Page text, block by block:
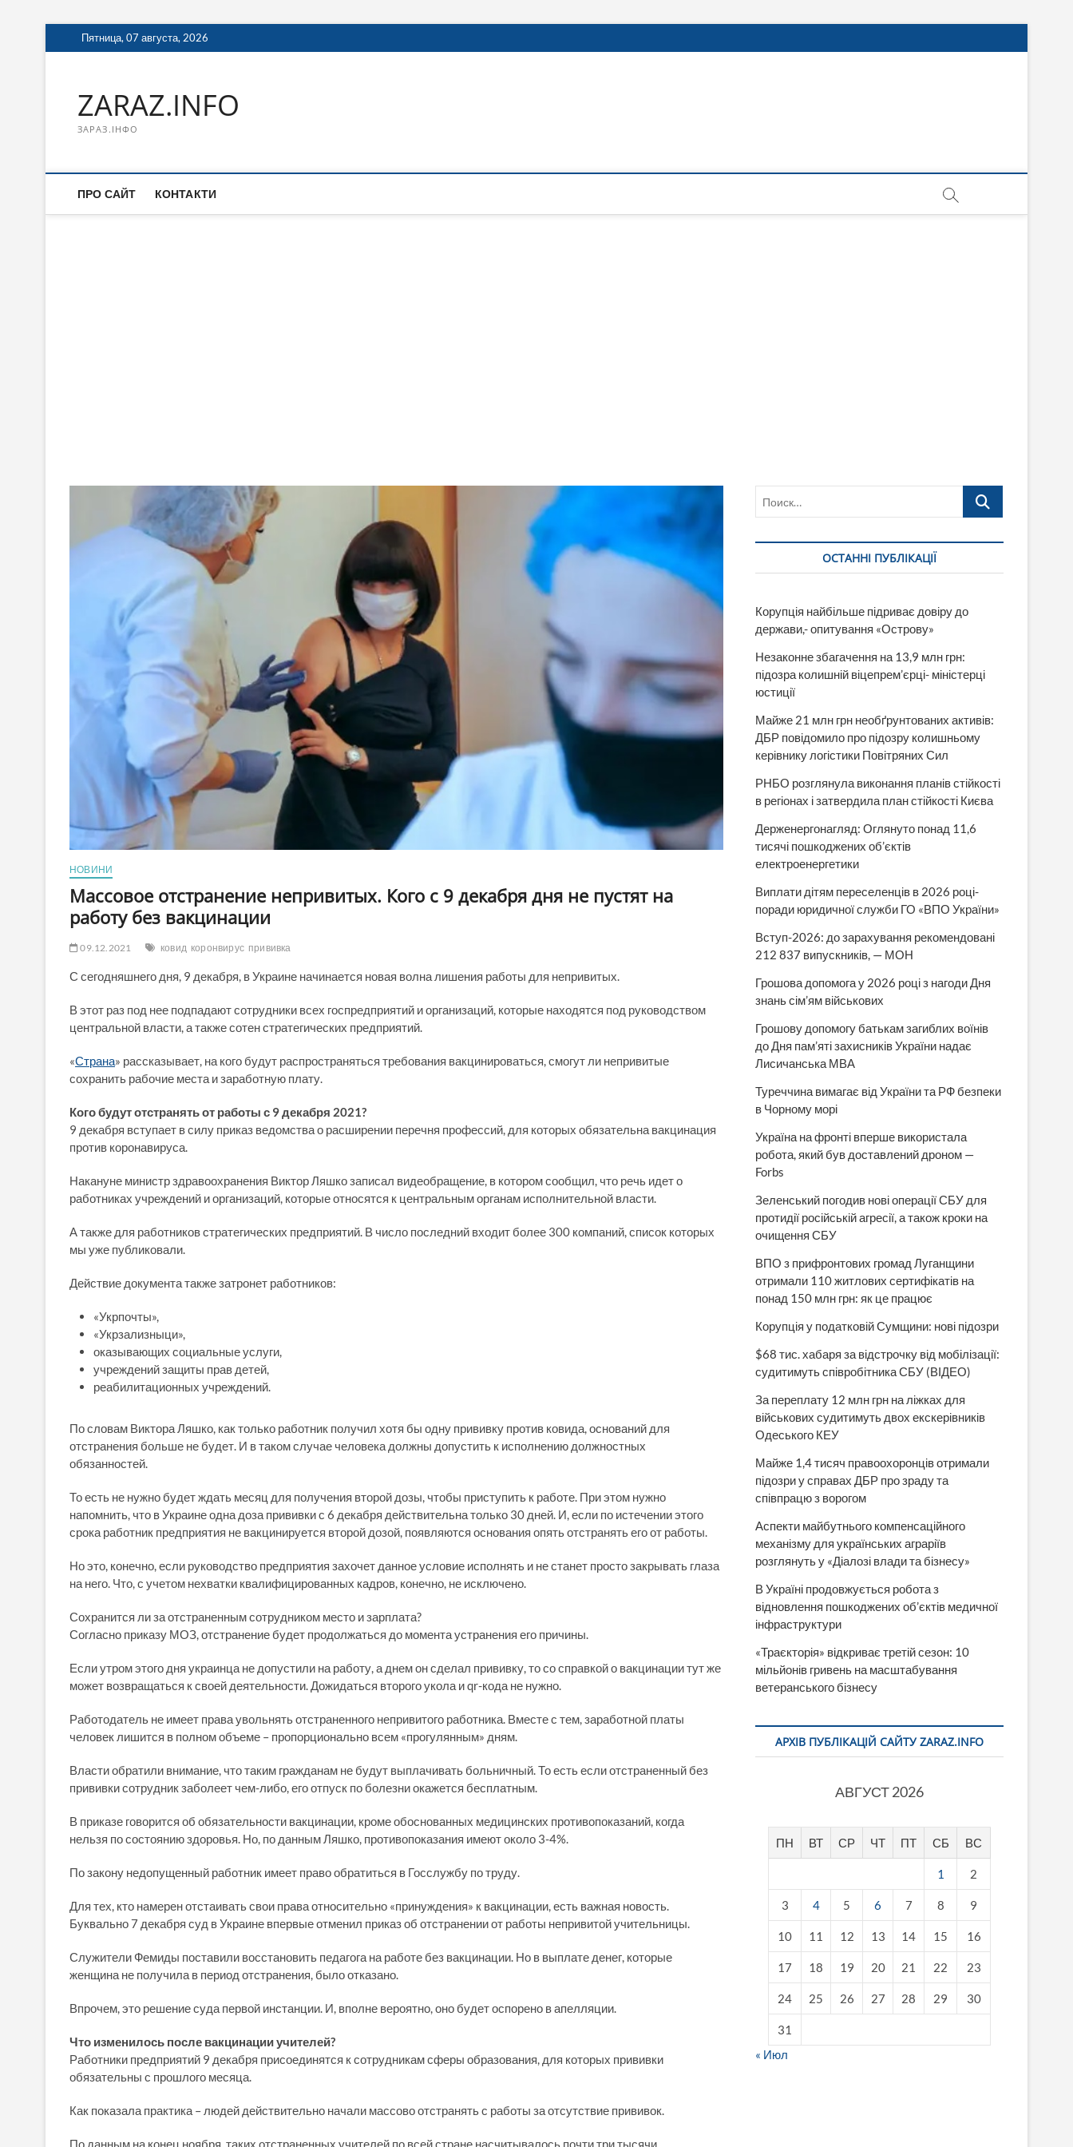
Перейти
к
Пятница, 07 августа, 2026
ZARAZ.INFO
ЗАРАЗ.ІНФО
ПРО САЙТ КОНТАКТИ
НОВИНИ
Массовое отстранение непривитых. Кого с 9 декабря дня не пустят на
работу без вакцинации
09.12.2021 ковид коронвирус прививка
С сегодняшнего дня, 9 декабря, в Украине начинается новая волна лишения работы для непривитых.
В этот раз под нее подпадают сотрудники всех госпредприятий и организаций, которые находятся под руководством
центральной власти, а также сотен стратегических предприятий.
«Страна» рассказывает, на кого будут распространяться требования вакцинироваться, смогут ли непривитые
сохранить рабочие места и заработную плату.
Кого будут отстранять от работы с 9 декабря 2021?
9 декабря вступает в силу приказ ведомства о расширении перечня профессий, для которых обязательна вакцинация
против коронавируса.
Накануне министр здравоохранения Виктор Ляшко записал видеобращение, в котором сообщил, что речь идет о
работниках учреждений и организаций, которые относятся к центральным органам исполнительной власти.
А также для работников стратегических предприятий. В число последний входит более 300 компаний, список которых
мы уже публиковали.
Действие документа также затронет работников:
«Укрпочты»,
«Укрзализныци»,
оказывающих социальные услуги,
учреждений защиты прав детей,
реабилитационных учреждений.
По словам Виктора Ляшко, как только работник получил хотя бы одну прививку против ковида, оснований для
отстранения больше не будет. И в таком случае человека должны допустить к исполнению должностных
обязанностей.
То есть не нужно будет ждать месяц для получения второй дозы, чтобы приступить к работе. При этом нужно
напомнить, что в Украине одна доза прививки с 6 декабря действительна только 30 дней. И, если по истечении этого
срока работник предприятия не вакцинируется второй дозой, появляются основания опять отстранять его от работы.
Но это, конечно, если руководство предприятия захочет данное условие исполнять и не станет просто закрывать глаза
на него. Что, с учетом нехватки квалифицированных кадров, конечно, не исключено.
Сохранится ли за отстраненным сотрудником место и зарплата?
Согласно приказу МОЗ, отстранение будет продолжаться до момента устранения его причины.
Если утром этого дня украинца не допустили на работу, а днем он сделал прививку, то со справкой о вакцинации тут же
может возвращаться к своей деятельности. Дожидаться второго укола и qr-кода не нужно.
Работодатель не имеет права увольнять отстраненного непривитого работника. Вместе с тем, заработной платы
человек лишится в полном объеме – пропорционально всем «прогулянным» дням.
Власти обратили внимание, что таким гражданам не будут выплачивать больничный. То есть если отстраненный без
прививки сотрудник заболеет чем-либо, его отпуск по болезни окажется бесплатным.
В приказе говорится об обязательности вакцинации, кроме обоснованных медицинских противопоказаний, когда
нельзя по состоянию здоровья. Но, по данным Ляшко, противопоказания имеют около 3-4%.
По закону недопущенный работник имеет право обратиться в Госслужбу по труду.
Для тех, кто намерен отстаивать свои права относительно «принуждения» к вакцинации, есть важная новость.
Буквально 7 декабря суд в Украине впервые отменил приказ об отстранении от работы непривитой учительницы.
Служители Фемиды поставили восстановить педагога на работе без вакцинации. Но в выплате денег, которые
женщина не получила в период отстранения, было отказано.
Впрочем, это решение суда первой инстанции. И, вполне вероятно, оно будет оспорено в апелляции.
Что изменилось после вакцинации учителей?
Работники предприятий 9 декабря присоединятся к сотрудникам сферы образования, для которых прививки
обязательны с прошлого месяца.
Как показала практика – людей действительно начали массово отстранять с работы за отсутствие прививок.
Поиск…
ОСТАННІ ПУБЛІКАЦІЇ
Корупція найбільше підриває довіру до
держави,- опитування «Острову»
Незаконне збагачення на 13,9 млн грн:
підозра колишній віцепрем’єрці- міністерці
юстиції
Майже 21 млн грн необґрунтованих активів:
ДБР повідомило про підозру колишньому
керівнику логістики Повітряних Сил
РНБО розглянула виконання планів стійкості
в регіонах і затвердила план стійкості Києва
Держенергонагляд: Оглянуто понад 11,6
тисячі пошкоджених об’єктів
електроенергетики
Виплати дітям переселенців в 2026 році-
поради юридичної служби ГО «ВПО України»
Вступ-2026: до зарахування рекомендовані
212 837 випускників, — МОН
Грошова допомога у 2026 році з нагоди Дня
знань сім’ям військових
Грошову допомогу батькам загиблих воїнів
до Дня пам’яті захисників України надає
Лисичанська МВА
Туреччина вимагає від України та РФ безпеки
в Чорному морі
Україна на фронті вперше використала
робота, який був доставлений дроном —
Forbs
Зеленський погодив нові операції СБУ для
протидії російській агресії, а також кроки на
очищення СБУ
ВПО з прифронтових громад Луганщини
отримали 110 житлових сертифікатів на
понад 150 млн грн: як це працює
Корупція у податковій Сумщини: нові підозри
$68 тис. хабаря за відстрочку від мобілізації:
судитимуть співробітника СБУ (ВІДЕО)
За переплату 12 млн грн на ліжках для
військових судитимуть двох екскерівників
Одеського КЕУ
Майже 1,4 тисяч правоохоронців отримали
підозри у справах ДБР про зраду та
співпрацю з ворогом
Аспекти майбутнього компенсаційного
механізму для українських аграріїв
розглянуть у «Діалозі влади та бізнесу»
В Україні продовжується робота з
відновлення пошкоджених об’єктів медичної
інфраструктури
«Траєкторія» відкриває третій сезон: 10
мільйонів гривень на масштабування
ветеранського бізнесу
АРХІВ ПУБЛІКАЦІЙ САЙТУ ZARAZ.INFO
АВГУСТ 2026
ПН ВТ СР ЧТ ПТ СБ ВС
1 2
3 4 5 6 7 8 9
10 11 12 13 14 15 16
17 18 19 20 21 22 23
24 25 26 27 28 29 30
31
« Июл